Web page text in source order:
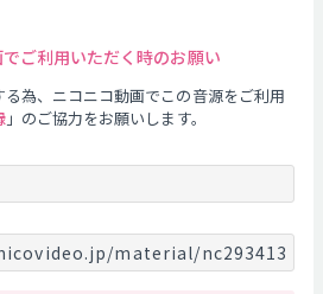
ご利用いただく時のお願い
為、ニコニコ動画でこの音源をご利用
」のご協力をお願いします。
material/nc293413